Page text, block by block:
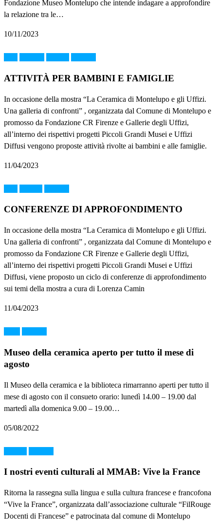
Fondazione Museo Montelupo che intende indagare a approfondire
la relazione tra le…
10/11/2023
ATTIVITÀ PER BAMBINI E FAMIGLIE
In occasione della mostra “La Ceramica di Montelupo e gli Uffizi.
Una galleria di confronti” , organizzata dal Comune di Montelupo e
promosso da Fondazione CR Firenze e Gallerie degli Uffizi,
all’interno dei rispettivi progetti Piccoli Grandi Musei e Uffizi
Diffusi vengono proposte attività rivolte ai bambini e alle famiglie.
11/04/2023
CONFERENZE DI APPROFONDIMENTO
In occasione della mostra “La Ceramica di Montelupo e gli Uffizi.
Una galleria di confronti” , organizzata dal Comune di Montelupo e
promosso da Fondazione CR Firenze e Gallerie degli Uffizi,
all’interno dei rispettivi progetti Piccoli Grandi Musei e Uffizi
Diffusi, viene proposto un ciclo di conferenze di approfondimento
sui temi della mostra a cura di Lorenza Camin
11/04/2023
Museo della ceramica aperto per tutto il mese di
agosto
Il Museo della ceramica e la biblioteca rimarranno aperti per tutto il
mese di agosto con il consueto orario: lunedì 14.00 – 19.00 dal
martedì alla domenica 9.00 – 19.00…
05/08/2022
I nostri eventi culturali al MMAB: Vive la France
Ritorna la rassegna sulla lingua e sulla cultura francese e francofona
“Vive la France”, organizzata dall’associazione culturale “FilRouge
Docenti di Francese” e patrocinata dal comune di Montelupo